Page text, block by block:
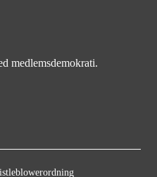
medlemsdemokrati.